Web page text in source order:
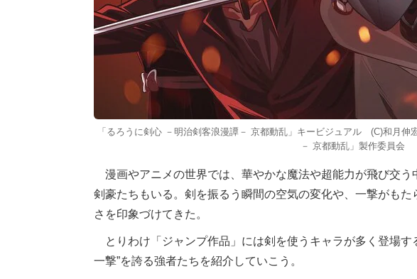
「るろうに剣心 －明治剣客浪漫譚－ 京都動乱」キービジュアル (C)和月伸
－ 京都動乱」製作委員会
漫画やアニメの世界では、華やかな魔法や超能力が飛び交う
剣豪たちもいる。剣を振るう瞬間の空気の変化や、一撃がも
さを印象づけてきた。
とりわけ「ジャンプ作品」には剣を使うキャラが多く登場す
一撃”を誇る強者たちを紹介していこう。